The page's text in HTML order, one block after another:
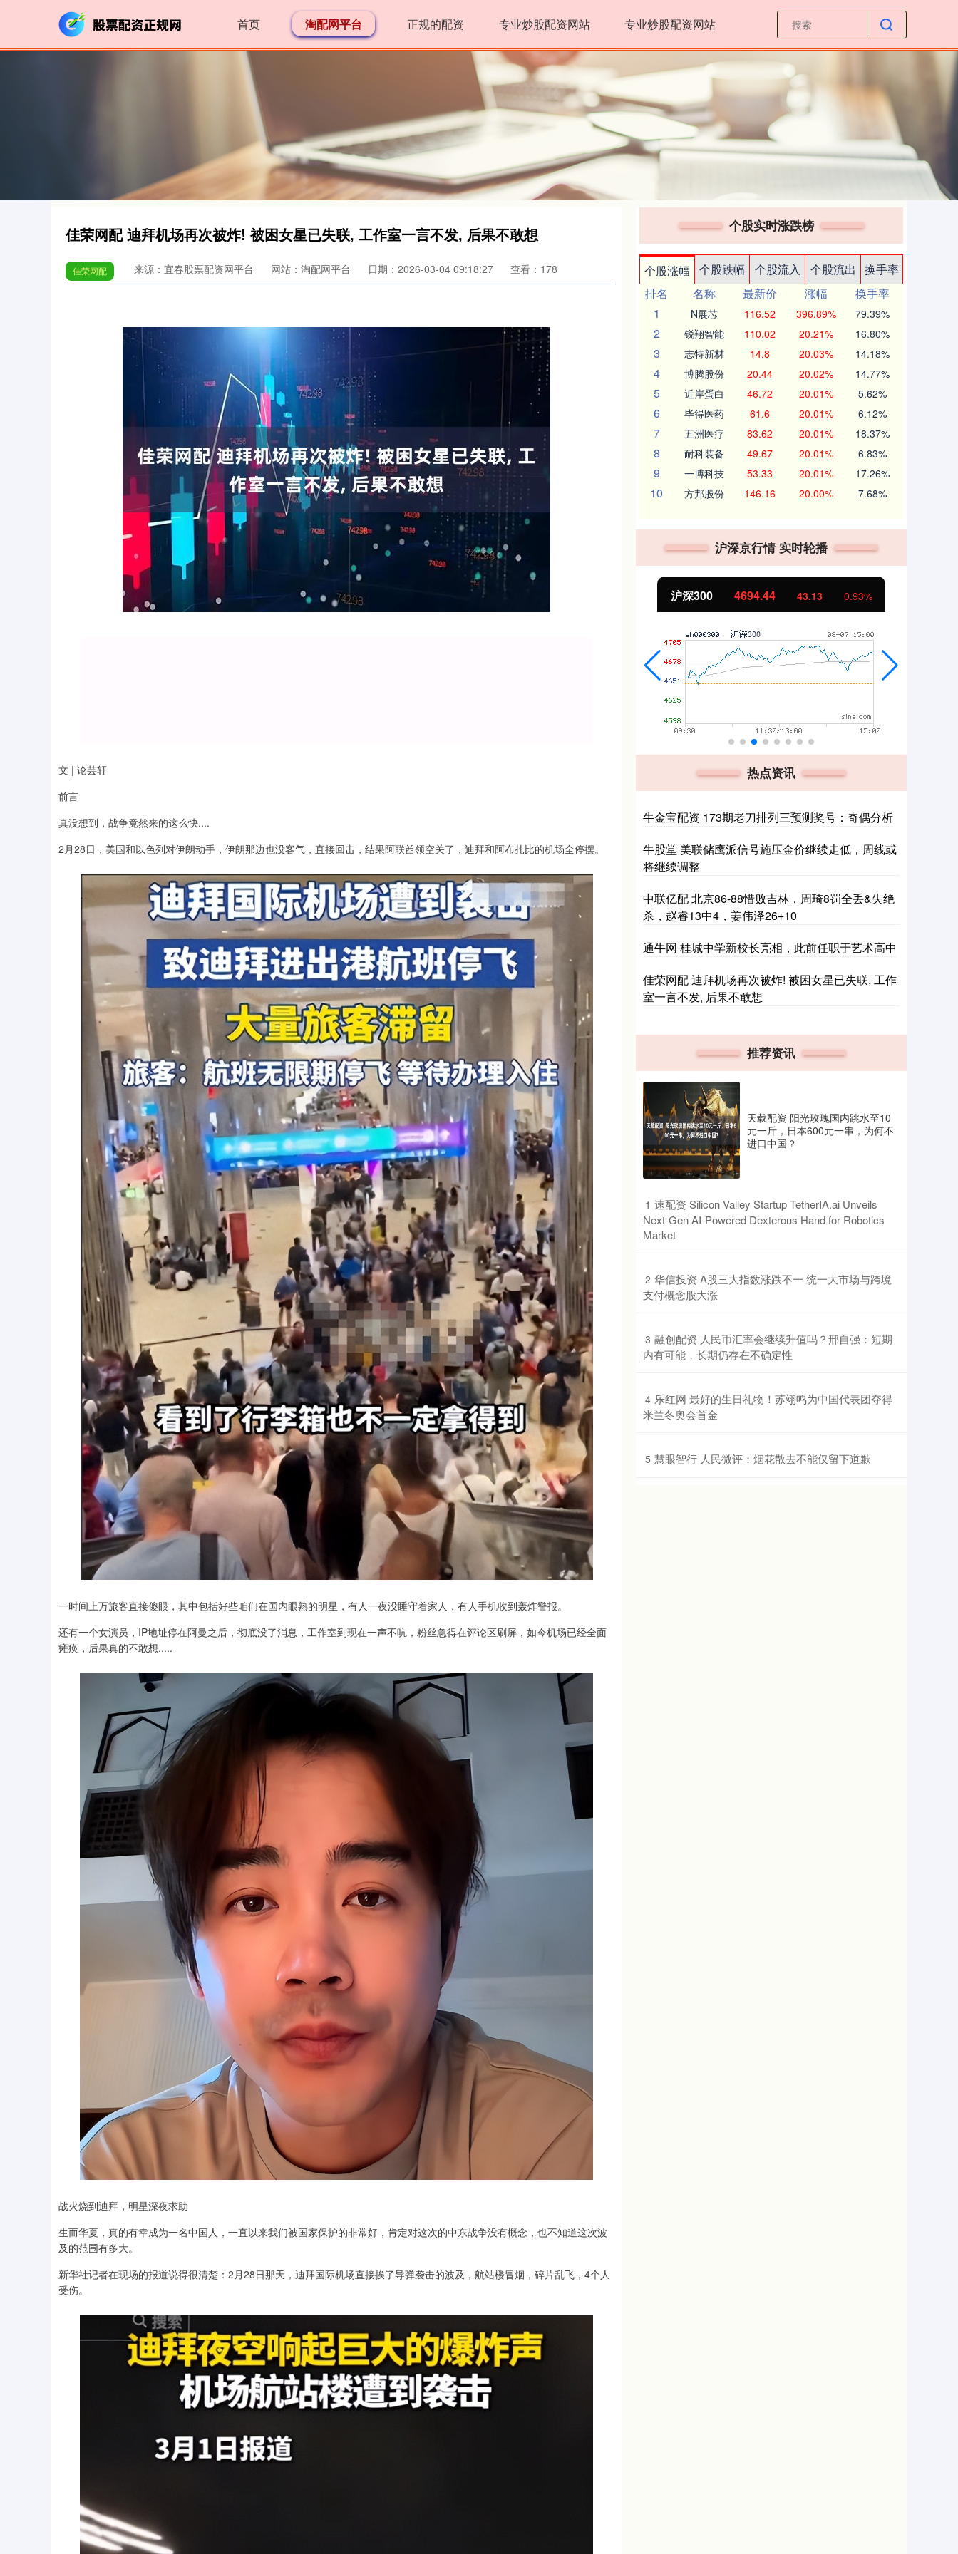
首页 淘配网平台 正规的配资 专业炒股配资网站 专业炒股配资网站
佳荣网配 迪拜机场再次被炸! 被困女星已失联, 工作室一言不发, 后果不敢想
佳荣网配 来源：宜春股票配资网平台 网站：淘配网平台 日期：2026-03-04 09:18:27 查看：178
文 | 论芸轩
前言
真没想到，战争竟然来的这么快....
2月28日，美国和以色列对伊朗动手，伊朗那边也没客气，直接回击，结果阿联酋领空关了，迪拜和阿布扎比的机场全停摆。
一时间上万旅客直接傻眼，其中包括好些咱们在国内眼熟的明星，有人一夜没睡守着家人，有人手机收到轰炸警报。
还有一个女演员，IP地址停在阿曼之后，彻底没了消息，工作室到现在一声不吭，粉丝急得在评论区刷屏，如今机场已经全面
瘫痪，后果真的不敢想.....
战火烧到迪拜，明星深夜求助
生而华夏，真的有幸成为一名中国人，一直以来我们被国家保护的非常好，肯定对这次的中东战争没有概念，也不知道这次波
及的范围有多大。
新华社记者在现场的报道说得很清楚：2月28日那天，迪拜国际机场直接挨了导弹袭击的波及，航站楼冒烟，碎片乱飞，4个人
受伤。
个股实时涨跌榜
个股涨幅 个股跌幅 个股流入 个股流出
换手率
排名
名称 最新价 涨幅
换手率
1
N展芯 116.52 396.89% 79.39%
2 锐翔智能 110.02 20.21% 16.80%
3 志特新材 14.8 20.03% 14.18%
4 博腾股份 20.44 20.02% 14.77%
5 近岸蛋白 46.72 20.01% 5.62%
6 毕得医药 61.6 20.01% 6.12%
7 五洲医疗 83.62 20.01% 18.37%
8 耐科装备 49.67 20.01% 6.83%
9 一博科技 53.33 20.01% 17.26%
10 方邦股份 146.16 20.00% 7.68%
沪深京行情 实时轮播
深证成指 14311.01 200.89 1.42% 4694.44 北证50 1134.24 11.37 1.01%
热点资讯
牛金宝配资 173期老刀排列三预测奖号：奇偶分析
牛股堂 美联储鹰派信号施压金价继续走低，周线或
将继续调整
中联亿配 北京86-88惜败吉林，周琦8罚全丢&失绝
杀，赵睿13中4，姜伟泽26+10
通牛网 桂城中学新校长亮相，此前任职于艺术高中
佳荣网配 迪拜机场再次被炸! 被困女星已失联, 工作
室一言不发, 后果不敢想
推荐资讯
天载配资 阳光玫瑰国内跳水至10
元一斤，日本600元一串，为何不
进口中国？
1 ​速配资 Silicon Valley Startup TetherIA.ai Unveils
Next-Gen AI-Powered Dexterous Hand for Robotics
Market
2 ​华信投资 A股三大指数涨跌不一 统一大市场与跨境
支付概念股大涨
3 ​融创配资 人民币汇率会继续升值吗？邢自强：短期
内有可能，长期仍存在不确定性
4 ​乐红网 最好的生日礼物！苏翊鸣为中国代表团夺得
米兰冬奥会首金
5 ​慧眼智行 人民微评：烟花散去不能仅留下道歉